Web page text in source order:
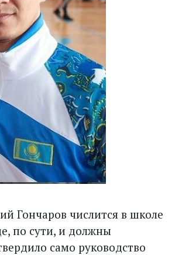
Гончаров числится в школе
по сути, и должны
само руководство